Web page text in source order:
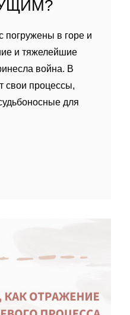
погружены в горе и
и тяжелейшие
война. В
свои процессы,
для